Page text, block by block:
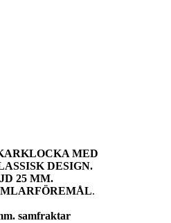
MED
DESIGN.
25 MM.
.
samfraktar